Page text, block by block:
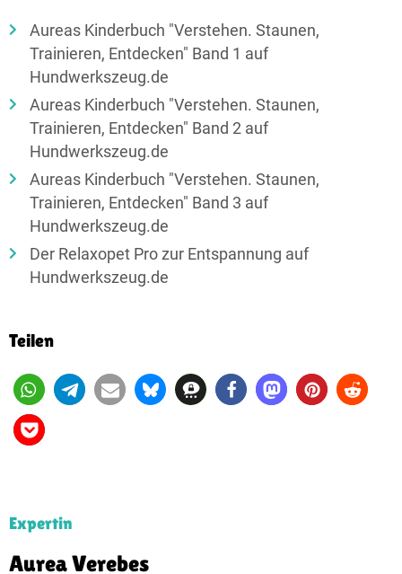
Aureas Kinderbuch "Verstehen. Staunen,
Trainieren, Entdecken" Band 1 auf
Hundwerkszeug.de
Aureas Kinderbuch "Verstehen. Staunen,
Trainieren, Entdecken" Band 2 auf
Hundwerkszeug.de
Aureas Kinderbuch "Verstehen. Staunen,
Trainieren, Entdecken" Band 3 auf
Hundwerkszeug.de
Der Relaxopet Pro zur Entspannung auf
Hundwerkszeug.de
Teilen
Expertin
Aurea Verebes